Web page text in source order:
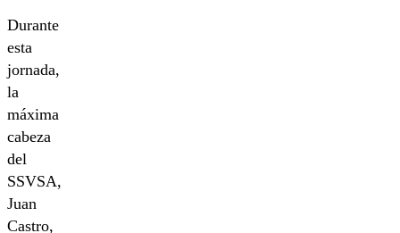
Durante
esta
jornada,
la
máxima
cabeza
del
SSVSA,
Juan
Castro,